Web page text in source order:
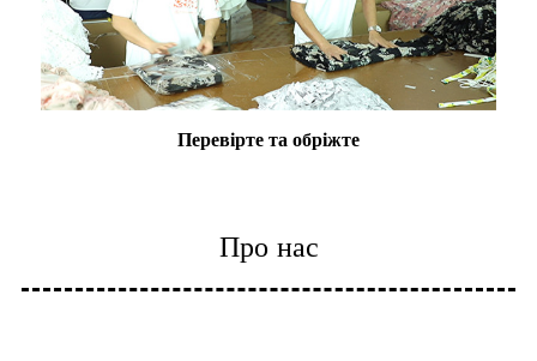
Перевірте та обріжте
Про нас